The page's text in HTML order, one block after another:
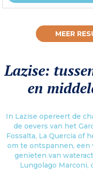
MEER
Lazise:
en
In Lazise opereert de
de oevers van het
Fossalta, La Quercia of
om te ontspannen,
genieten van
Lungolago Marconi,